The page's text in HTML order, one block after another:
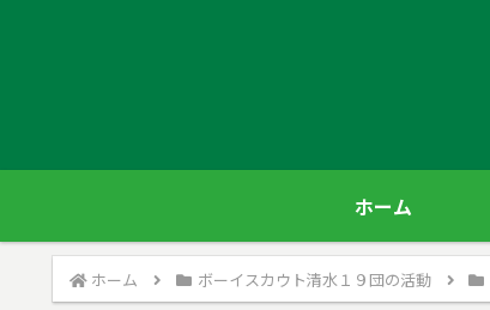
ホーム
ホーム ボーイスカウト清水１９団の活動